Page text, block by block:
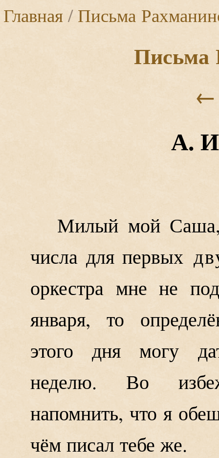
Главная/Письма
Письма
←
А.
Милый мой Саша,
числа для первых
оркестра мне не
января, то
этого дня могу
неделю. Во
напомнить, что я
чём писал тебе же.